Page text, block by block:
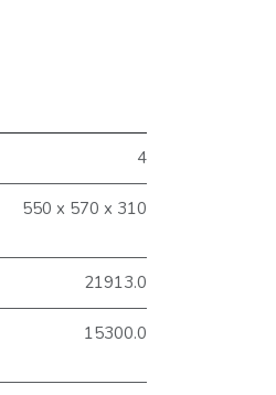
4
550 x 570 x 310
21913.0
15300.0